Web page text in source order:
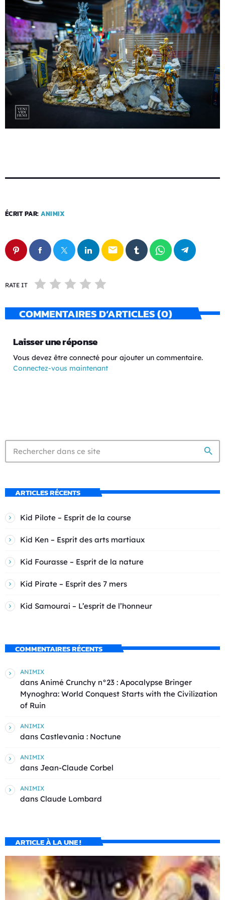
ÉCRIT PAR: ANIMIX
email
RATE IT
COMMENTAIRES D’ARTICLES (0)
Laisser une réponse
Vous devez être connecté pour ajouter un commentaire.
Connectez-vous maintenant
search
ARTICLES RÉCENTS
Kid Pilote – Esprit de la course
Kid Ken – Esprit des arts martiaux
Kid Fourasse – Esprit de la nature
Kid Pirate – Esprit des 7 mers
Kid Samourai – L’esprit de l’honneur
COMMENTAIRES RÉCENTS
ANIMIX
dans Animé Crunchy n°23 : Apocalypse Bringer
Mynoghra: World Conquest Starts with the Civilization
of Ruin
ANIMIX
dans Castlevania : Noctune
ANIMIX
dans Jean-Claude Corbel
ANIMIX
dans Claude Lombard
ARTICLE À LA UNE !